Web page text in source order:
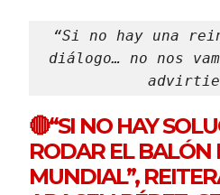
“Si no hay una
diálogo… no nos
🔴“SI NO HAY
RODAR EL BALÓN
MUNDIAL”,